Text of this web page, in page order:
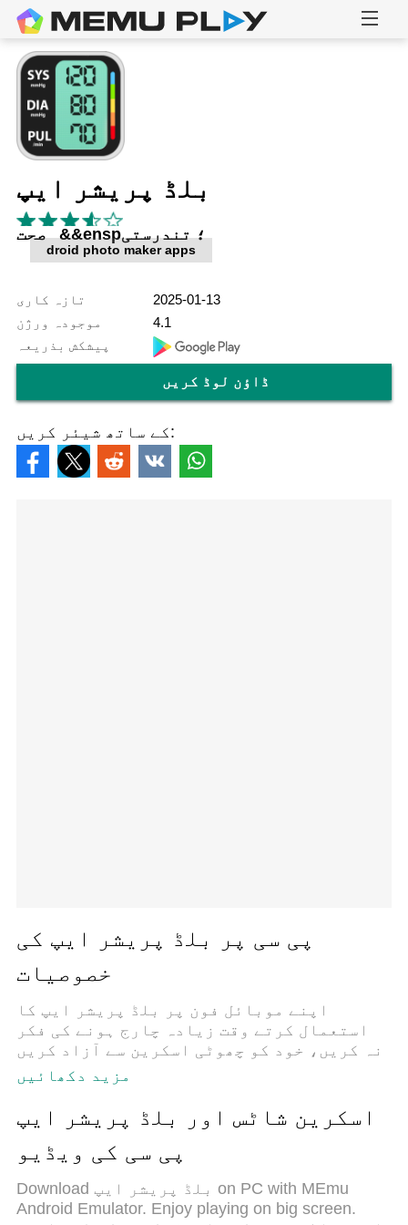
بلڈ پریشر ایپ
صحت &&ensp؛ تندرستی
droid photo maker apps
تازہ کاری
2025-01-13
موجودہ ورژن
4.1
پیشکش بذریعہ
ڈاؤن لوڈ کریں
کے ساتھ شیئر کریں:
پی سی پر بلڈ پریشر ایپ کی
خصوصیات
اپنے موبائل فون پر بلڈ پریشر ایپ کا
استعمال کرتے وقت زیادہ چارج ہونے کی فکر
نہ کریں، خود کو چھوٹی اسکرین سے آزاد کریں
اور ایپ کو زیادہ بڑے ڈسپلے پر استعمال
کرنے کا لطف اٹھائیں۔ اس کے بعد سے کی بورڈ
اور ماؤس کے ساتھ اپنے ایپ کا فل اسکرین کا
تجربہ حاصل کریں۔ MEmu آپ کو وہ تمام حیران
کن خصوصیات پیش کرتا ہے جن کی آپ کو توقع
وجدانی کنٹرول، مزید بیٹری، موبائل ڈیٹا
کی کوئی حد نہیں اور اب مزید پریشان کن کالز
مزید دکھائیں
اسکرین شاٹس اور بلڈ پریشر ایپ
پی سی کی ویڈیو
Download بلڈ پریشر ایپ on PC with MEmu
Android Emulator. Enjoy playing on big screen.